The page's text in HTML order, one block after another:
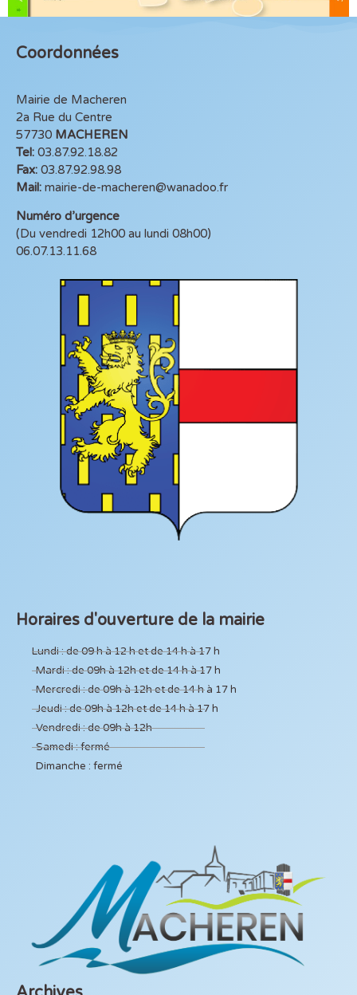
Coordonnées
Mairie de Macheren
2a Rue du Centre
57730 MACHEREN
Tel: 03.87.92.18.82
Fax: 03.87.92.98.98
Mail: mairie-de-macheren@wanadoo.fr
Numéro d’urgence
(Du vendredi 12h00 au lundi 08h00)
06.07.13.11.68
Horaires d'ouverture de la mairie
Lundi : de 09 h à 12 h et de 14 h à 17 h
Mardi : de 09h à 12h et de 14 h à 17 h
Mercredi : de 09h à 12h et de 14 h à 17 h
Jeudi : de 09h à 12h et de 14 h à 17 h
Vendredi : de 09h à 12h
Samedi : fermé
Dimanche : fermé